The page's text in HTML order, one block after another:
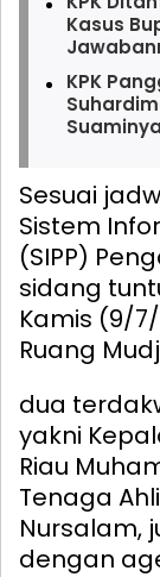
Kasus
KPK
Suaminya
Sesuai
Sistem
(SIPP)
sidang
Kamis (9/
Ruang
dua
yakni
Riau
Tenaga
Nursalam,
dengan